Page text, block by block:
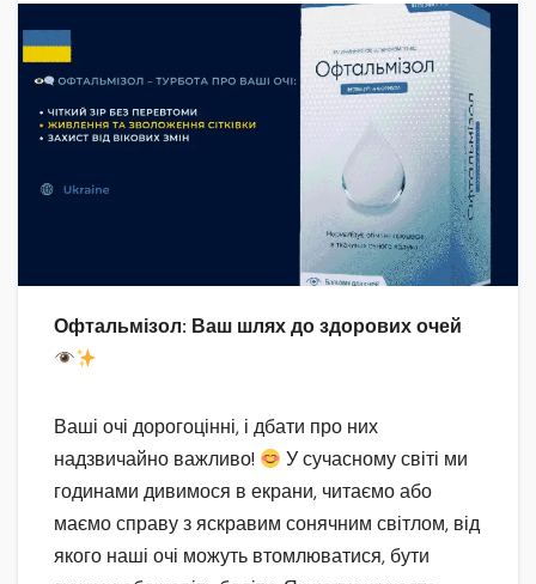
Офтальмізол: Ваш шлях до здорових очей
Ваші очі дорогоцінні, і дбати про них
надзвичайно важливо!
У сучасному світі ми
годинами дивимося в екрани, читаємо або
маємо справу з яскравим сонячним світлом, від
якого наші очі можуть втомлюватися, бути